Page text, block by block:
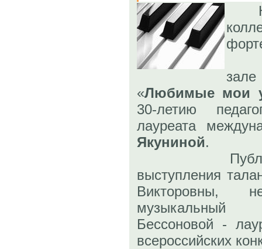
«Любимые мои
30-летию
лауреата
Якуниной.
Публика
выступления
Викторовны,
музыкальный
Бессоновой -
всероссийских